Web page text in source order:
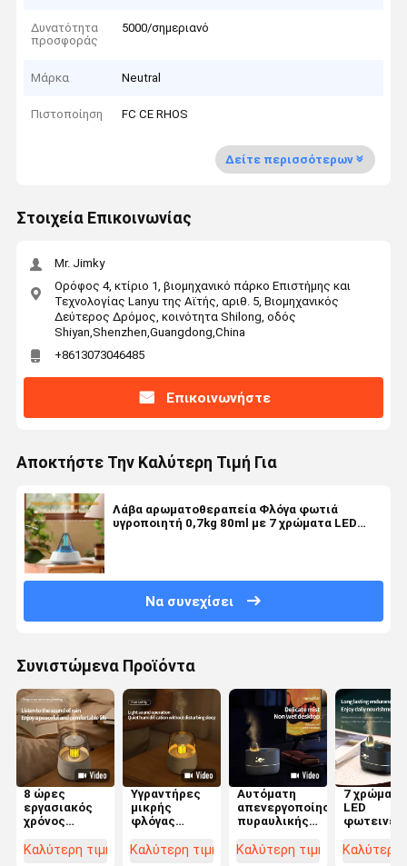
Δυνατότητα
προσφοράς
5000/σημεριανό
Μάρκα Neutral
Πιστοποίηση FC CE RHOS
Δείτε περισσότερων
Στοιχεία Επικοινωνίας
Mr. Jimky
Ορόφος 4, κτίριο 1, βιομηχανικό πάρκο Επιστήμης και
Τεχνολογίας Lanyu της Αϊτής, αριθ. 5, Βιομηχανικός
Δεύτερος Δρόμος, κοινότητα Shilong, οδός
Shiyan,Shenzhen,Guangdong,China
+8613073046485
Επικοινωνήστε
Αποκτήστε Την Καλύτερη Τιμή Για
Λάβα αρωματοθεραπεία Φλόγα φωτιά
υγροποιητή 0,7kg 80ml με 7 χρώματα LED
Να συνεχίσει
Συνιστώμενα Προϊόντα
8 ώρες
εργασιακός
χρόνος
υγρασία
Καλύτερη τιμή
Υγραντήρες
μικρής
φλόγας
0,7kg με 7
Καλύτερη τιμή
Αυτόματη
απενεργοποίηση
πυραυλικής
αρωματοθεραπείας
Καλύτερη τιμή
7 χρώματα
LED
φωτεινές
Καλύτερη